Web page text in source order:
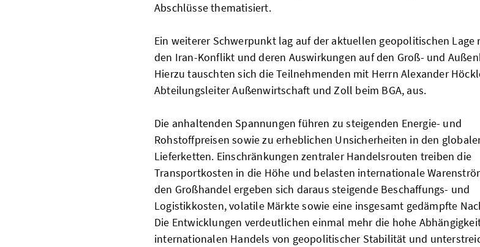
Abschlüsse thematisiert.
Ein weiterer Schwerpunkt lag auf der aktuellen geopolitischen Lage
den Iran-Konflikt und deren Auswirkungen auf den Groß- und
Hierzu tauschten sich die Teilnehmenden mit Herrn Alexander
Abteilungsleiter Außenwirtschaft und Zoll beim BGA, aus.
Die anhaltenden Spannungen führen zu steigenden Energie- und
Rohstoffpreisen sowie zu erheblichen Unsicherheiten in den
Lieferketten. Einschränkungen zentraler Handelsrouten treiben die
Transportkosten in die Höhe und belasten internationale
den Großhandel ergeben sich daraus steigende Beschaffungs- und
Logistikkosten, volatile Märkte sowie eine insgesamt gedämpfte
Die Entwicklungen verdeutlichen einmal mehr die hohe
internationalen Handels von geopolitischer Stabilität und